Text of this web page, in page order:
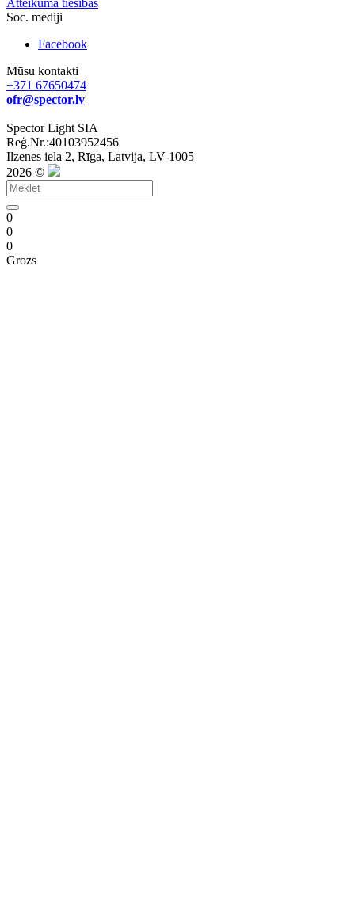
Soc. mediji
Facebook
Mūsu kontakti
+371 67650474
ofr@spector.lv
Spector Light SIA
Reģ.Nr.:40103952456
Ilzenes iela 2, Rīga, Latvija, LV-1005
2026 ©
0
0
0
Grozs